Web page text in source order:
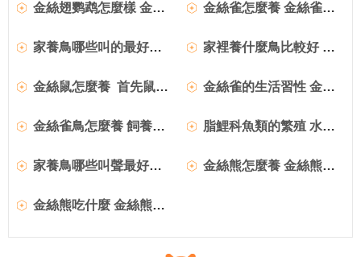
金絲翅鹦鹉怎麼樣 金絲翅鹦鹉飼養注意的地方 金絲雀怎麼養 金絲雀飼養需要注意的事項
家養鳥哪些叫的最好聽 金絲雀好養叫聲又好聽 家裡養什麼鳥比較好 可選虎皮鹦鹉金絲雀畫眉等
金絲鼠怎麼養 首先鼠籠是肯定要有的 金絲雀的生活習性 金絲雀的主食是植物
金絲雀鳥怎麼養 飼養籠必須寬大讓其多運動 脂鯉科魚類的繁殖 水族箱底需要鋪金絲草
家養鳥哪些叫聲最好聽 金絲雀叫聲最好聽 金絲熊怎麼養 金絲熊飼養的禁忌有哪些呢
金絲熊吃什麼 金絲熊飼養所需基本物品